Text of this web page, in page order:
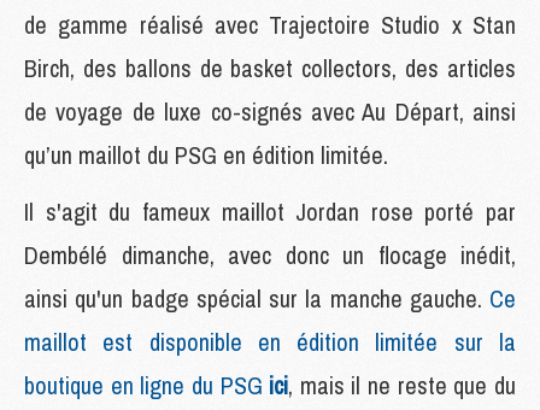
de gamme réalisé avec Trajectoire Studio x Stan
Birch, des ballons de basket collectors, des articles
de voyage de luxe co-signés avec Au Départ, ainsi
qu’un maillot du PSG en édition limitée.
Il s'agit du fameux maillot Jordan rose porté par
Dembélé dimanche, avec donc un flocage inédit,
ainsi qu'un badge spécial sur la manche gauche. Ce
maillot est disponible en édition limitée sur la
boutique en ligne du PSG ici, mais il ne reste que du